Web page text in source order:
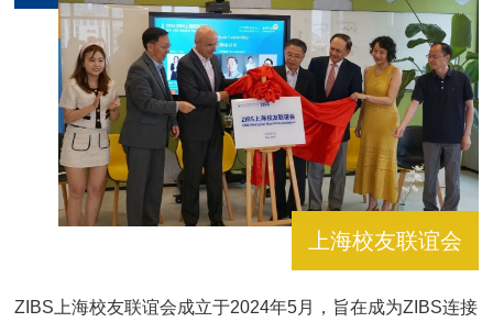
上海校友联谊会
ZIBS上海校友联谊会成立于2024年5月，旨在成为ZIBS连接